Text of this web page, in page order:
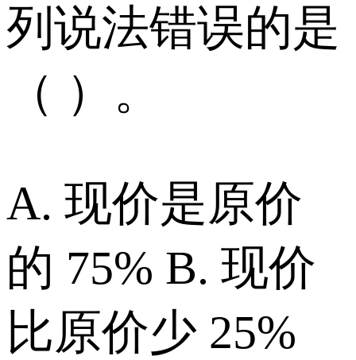
列说法错误的是
（ ）。
A. 现价是原价
的 75% B. 现价
比原价少 25%